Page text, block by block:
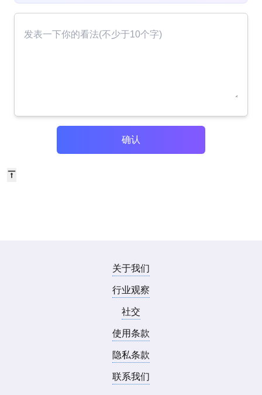
确认
关于我们
行业观察
社交
使用条款
隐私条款
联系我们